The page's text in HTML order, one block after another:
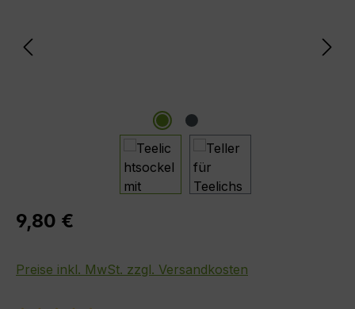
Regulärer Preis:
9,80 €
Preise inkl. MwSt. zzgl. Versandkosten